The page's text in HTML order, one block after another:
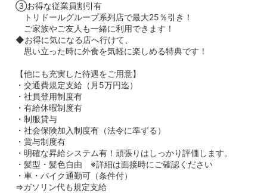
③お得な従業員割引有
トリドールグループ系列店で最大25％引き！
ご家族やご友人も一緒に利用できます！
◆お得に気になる店へ行けて、
思い立った時に外食を気軽に楽しめる特典です！
【他にも充実した待遇をご用意】
・交通費規定支給（月5万円迄）
・社員登用制度有
・有給休暇制度有
・制服貸与
・社会保険加入制度有（法令に準ずる）
・賞与制度有
・明確な昇給システム有！頑張りはしっかり評価します。
・髪型・髪色自由 ※詳細は面接時にご確認ください
・車・バイク通勤可（条件付）
⇒ガソリン代も規定支給